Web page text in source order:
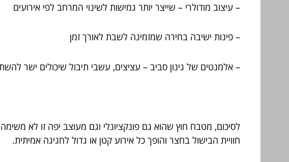
– עיצוב מודולרי – שייצר יותר גמישות לשינוי המרחב לפי אירועים
– פינות ישיבה בחירה שמזמינה לשבת לאורך זמן
– אלמנטים של גינון סביב – עציצים, עשבי תיבול שיכולים ישר
לסיכום, מטבח חוץ שהוא גם פונקציונלי וגם מעוצב יפה זו לא
חוויית הבישול בחצר והופך כל אירוע קטן או גדול לחגיגה אמיתית.